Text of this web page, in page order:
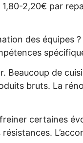
2,20€ par
des équipes ?
Beaucoup de
bruts. La
certaines